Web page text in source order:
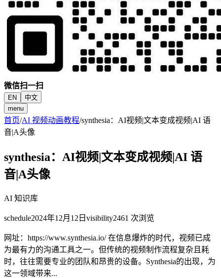
微信扫一扫
EN
中文
menu
首页/AI 视频动画教程/synthesia：AI视频|文本变成视频|AI 语
音|A头像
synthesia：AI视频|文本变成视频|AI 语
音|A头像
AI 知识库
schedule2024年12月12日 visibility2461 次浏览
网址：https://www.synthesia.io/ 在信息爆炸的时代，视频已成
为最有力的沟通工具之一。但传统的视频制作流程复杂且耗
时，往往需要专业的团队和昂贵的设备。Synthesia的出现，为
这一领域带来...